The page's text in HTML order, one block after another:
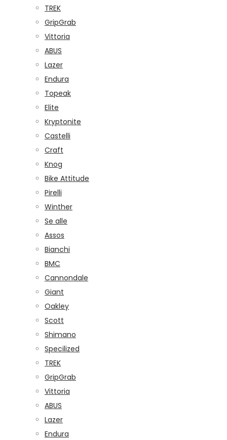
TREK
GripGrab
Vittoria
ABUS
Lazer
Endura
Topeak
Elite
Kryptonite
Castelli
Craft
Knog
Bike Attitude
Pirelli
Winther
Se alle
Assos
Bianchi
BMC
Cannondale
Giant
Oakley
Scott
Shimano
Specilized
TREK
GripGrab
Vittoria
ABUS
Lazer
Endura